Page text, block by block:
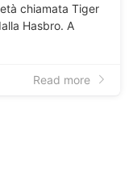
chiamata Tiger
Hasbro. A
Read more